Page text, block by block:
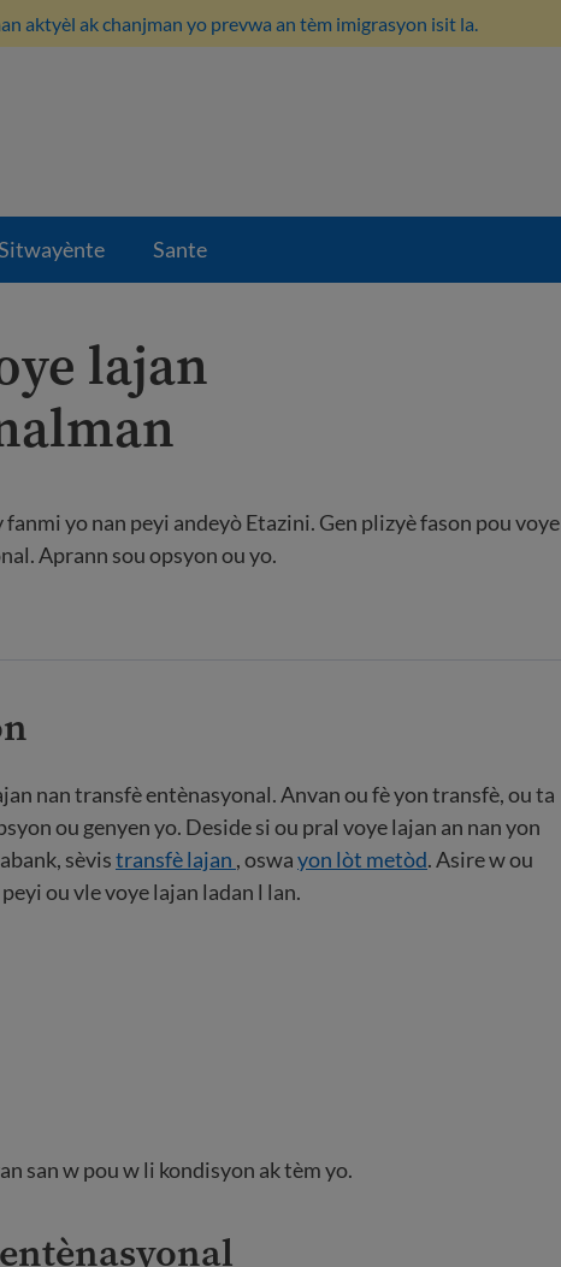
aktyèl ak chanjman yo prevwa an tèm imigrasyon isit la.
Sante
lajan
yo nan peyi andeyò Etazini. Gen plizyè fason pou voye
Aprann sou opsyon ou yo.
nan transfè entènasyonal. Anvan ou fè yon transfè, ou ta
ou genyen yo. Deside si ou pral voye lajan an nan yon
sèvistransfè lajan , oswayon lòt metòd. Asire w ou
ou vle voye lajan ladan l lan.
san w pou w li kondisyon ak tèm yo.